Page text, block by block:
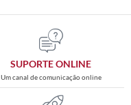
SUPORTE ONLINE
Um canal de comunicação online